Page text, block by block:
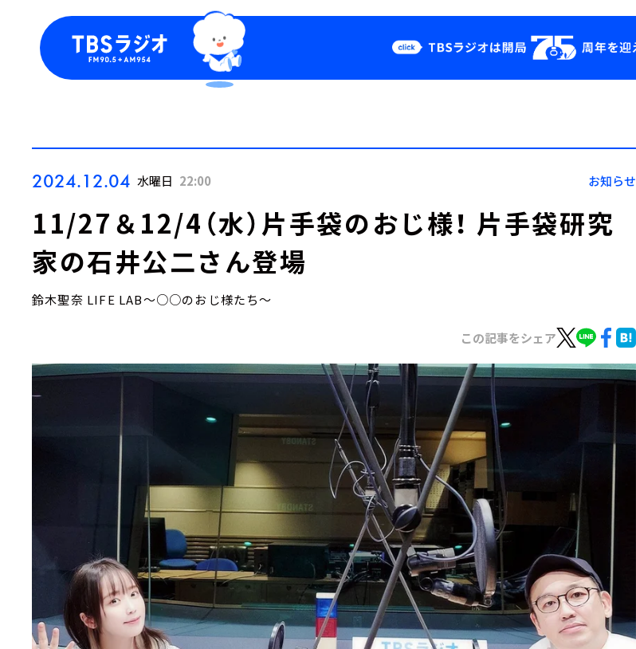
Podcast
YouTube
2024.12.04 水曜日 22:00 お知らせ
11/27＆12/4（水）片手袋のおじ様！ 片手袋研究
家の石井公二さん登場
鈴木聖奈 LIFE LAB～○○のおじ様たち～
この記事をシェア